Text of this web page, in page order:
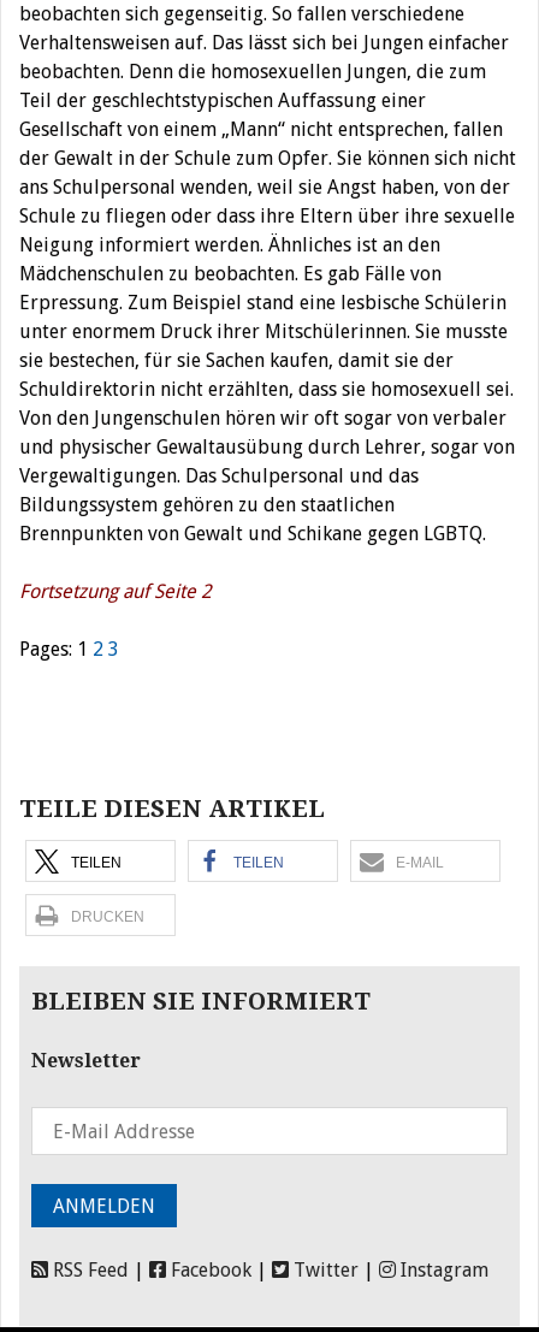
beobachten sich gegenseitig. So fallen verschiedene
Verhaltensweisen auf. Das lässt sich bei Jungen einfacher
beobachten. Denn die homosexuellen Jungen, die zum
Teil der geschlechtstypischen Auffassung einer
Gesellschaft von einem „Mann“ nicht entsprechen, fallen
der Gewalt in der Schule zum Opfer. Sie können sich nicht
ans Schulpersonal wenden, weil sie Angst haben, von der
Schule zu fliegen oder dass ihre Eltern über ihre sexuelle
Neigung informiert werden. Ähnliches ist an den
Mädchenschulen zu beobachten. Es gab Fälle von
Erpressung. Zum Beispiel stand eine lesbische Schülerin
unter enormem Druck ihrer Mitschülerinnen. Sie musste
sie bestechen, für sie Sachen kaufen, damit sie der
Schuldirektorin nicht erzählten, dass sie homosexuell sei.
Von den Jungenschulen hören wir oft sogar von verbaler
und physischer Gewaltausübung durch Lehrer, sogar von
Vergewaltigungen. Das Schulpersonal und das
Bildungssystem gehören zu den staatlichen
Brennpunkten von Gewalt und Schikane gegen LGBTQ.
Fortsetzung auf Seite 2
Pages: 1 2 3
TEILE DIESEN ARTIKEL
TEILEN TEILEN E-MAIL
DRUCKEN
BLEIBEN SIE INFORMIERT
Newsletter
RSS Feed Facebook Twitter Instagram